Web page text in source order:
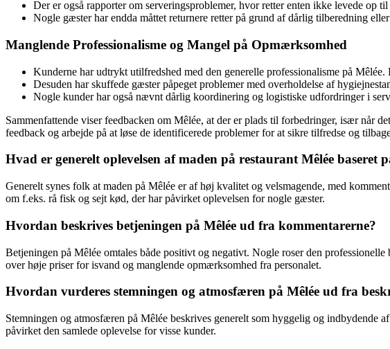
Der er også rapporter om serveringsproblemer, hvor retter enten ikke levede op
Nogle gæster har endda måttet returnere retter på grund af dårlig tilberedning
Manglende Professionalisme og Mangel på Opmærksomhed
Kunderne har udtrykt utilfredshed med den generelle professionalisme på
Desuden har skuffede gæster påpeget problemer med overholdelse af
Nogle kunder har også nævnt dårlig koordinering og logistiske udfordringer i
Sammenfattende viser feedbacken om Mêlée, at der er plads til forbedringer, især når
feedback og arbejde på at løse de identificerede problemer for at sikre tilfredse og
Hvad er generelt oplevelsen af maden på restaurant Mêlée baseret
Generelt synes folk at maden på Mêlée er af høj kvalitet og velsmagende, med
om f.eks. rå fisk og sejt kød, der har påvirket oplevelsen for nogle gæster.
Hvordan beskrives betjeningen på Mêlée ud fra kommentarerne?
Betjeningen på Mêlée omtales både positivt og negativt. Nogle roser den
over høje priser for isvand og manglende opmærksomhed fra personalet.
Hvordan vurderes stemningen og atmosfæren på Mêlée ud fra
Stemningen og atmosfæren på Mêlée beskrives generelt som hyggelig og indbydende
påvirket den samlede oplevelse for visse kunder.